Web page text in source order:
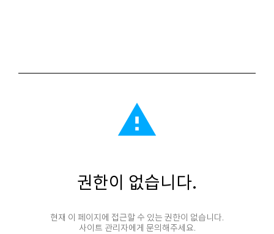
report_problem
권한이 없습니다.
현재 이 페이지에 접근할 수 있는 권한이 없습니다.
사이트 관리자에게 문의해주세요.